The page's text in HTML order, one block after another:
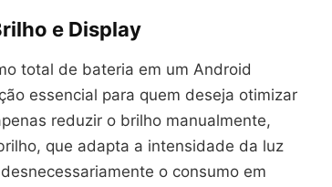
e Display
total de bateria em um Android
essencial para quem deseja otimizar
reduzir o brilho manualmente,
que adapta a intensidade da luz
o consumo em